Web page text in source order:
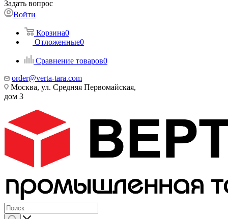
Задать вопрос
Войти
Корзина0
Отложенные0
Сравнение товаров0
order@verta-tara.com
Москва, ул. Средняя Первомайская,
дом 3